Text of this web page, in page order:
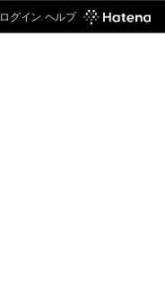
ログイン ヘルプ